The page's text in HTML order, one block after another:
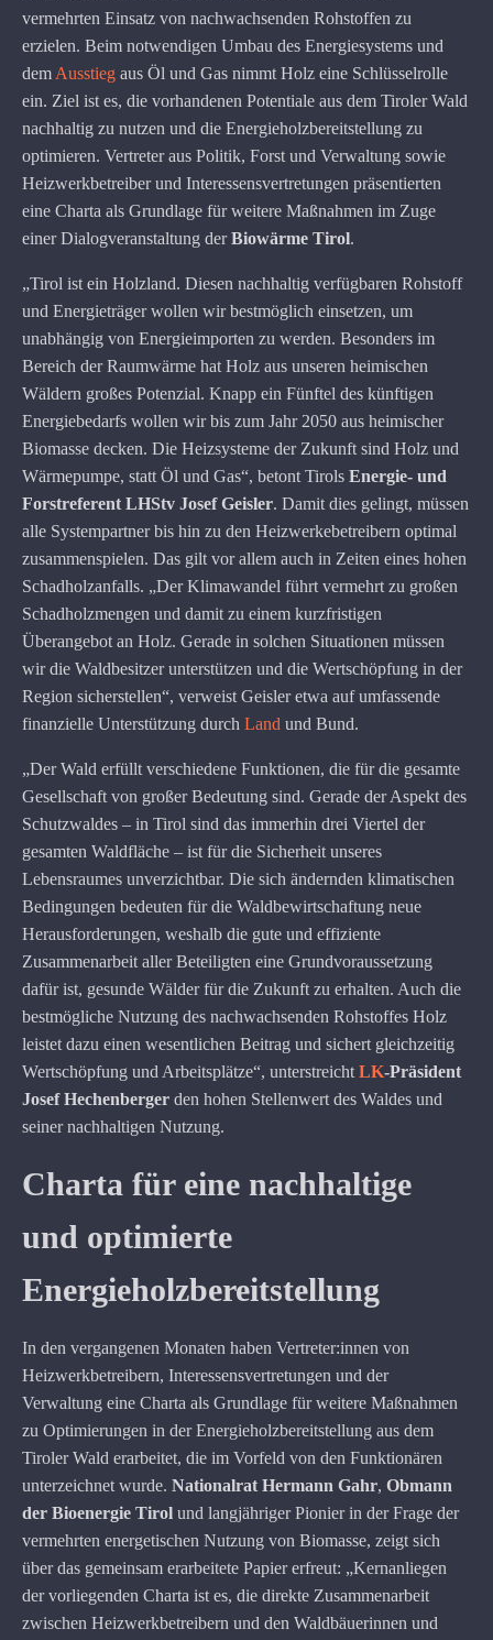
vermehrten Einsatz von nachwachsenden Rohstoffen zu
erzielen. Beim notwendigen Umbau des Energiesystems und
dem Ausstieg aus Öl und Gas nimmt Holz eine Schlüsselrolle
ein. Ziel ist es, die vorhandenen Potentiale aus dem Tiroler Wald
nachhaltig zu nutzen und die Energieholzbereitstellung zu
optimieren. Vertreter aus Politik, Forst und Verwaltung sowie
Heizwerkbetreiber und Interessensvertretungen präsentierten
eine Charta als Grundlage für weitere Maßnahmen im Zuge
einer Dialogveranstaltung derBiowärme Tirol.
„Tirol ist ein Holzland. Diesen nachhaltig verfügbaren Rohstoff
und Energieträger wollen wir bestmöglich einsetzen, um
unabhängig von Energieimporten zu werden. Besonders im
Bereich der Raumwärme hat Holz aus unseren heimischen
Wäldern großes Potenzial. Knapp ein Fünftel des künftigen
Energiebedarfs wollen wir bis zum Jahr 2050 aus heimischer
Biomasse decken. Die Heizsysteme der Zukunft sind Holz und
Wärmepumpe, statt Öl und Gas“, betont Tirols Energie- und
Forstreferent LHStv Josef Geisler. Damit dies gelingt, müssen
alle Systempartner bis hin zu den Heizwerkebetreibern optimal
zusammenspielen. Das gilt vor allem auch in Zeiten eines hohen
Schadholzanfalls. „Der Klimawandel führt vermehrt zu großen
Schadholzmengen und damit zu einem kurzfristigen
Überangebot an Holz. Gerade in solchen Situationen müssen
wir die Waldbesitzer unterstützen und die Wertschöpfung in der
Region sicherstellen“, verweist Geisler etwa auf umfassende
finanzielle Unterstützung durch Land und Bund.
„Der Wald erfüllt verschiedene Funktionen, die für die gesamte
Gesellschaft von großer Bedeutung sind. Gerade der Aspekt des
Schutzwaldes – in Tirol sind das immerhin drei Viertel der
gesamten Waldfläche – ist für die Sicherheit unseres
Lebensraumes unverzichtbar. Die sich ändernden klimatischen
Bedingungen bedeuten für die Waldbewirtschaftung neue
Herausforderungen, weshalb die gute und effiziente
Zusammenarbeit aller Beteiligten eine Grundvoraussetzung
dafür ist, gesunde Wälder für die Zukunft zu erhalten. Auch die
bestmögliche Nutzung des nachwachsenden Rohstoffes Holz
leistet dazu einen wesentlichen Beitrag und sichert gleichzeitig
Wertschöpfung und Arbeitsplätze“, unterstreicht LK-Präsident
Josef Hechenberger den hohen Stellenwert des Waldes und
seiner nachhaltigen Nutzung.
Charta für eine nachhaltige
und optimierte
Energieholzbereitstellung
In den vergangenen Monaten haben Vertreter:innen von
Heizwerkbetreibern, Interessensvertretungen und der
Verwaltung eine Charta als Grundlage für weitere Maßnahmen
zu Optimierungen in der Energieholzbereitstellung aus dem
Tiroler Wald erarbeitet, die im Vorfeld von den Funktionären
unterzeichnet wurde. Nationalrat Hermann Gahr, Obmann
der Bioenergie Tirol und langjähriger Pionier in der Frage der
vermehrten energetischen Nutzung von Biomasse, zeigt sich
über das gemeinsam erarbeitete Papier erfreut: „Kernanliegen
der vorliegenden Charta ist es, die direkte Zusammenarbeit
zwischen Heizwerkbetreibern und den Waldbäuerinnen und